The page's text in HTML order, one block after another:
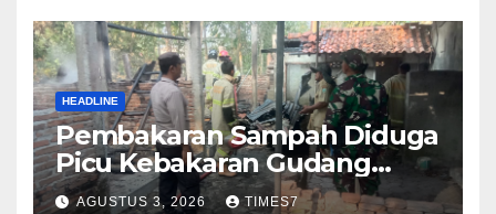
HEADLINE
Pembakaran Sampah Diduga
Picu Kebakaran Gudang
Furniture di Kebumen
AGUSTUS 3, 2026 TIMES7